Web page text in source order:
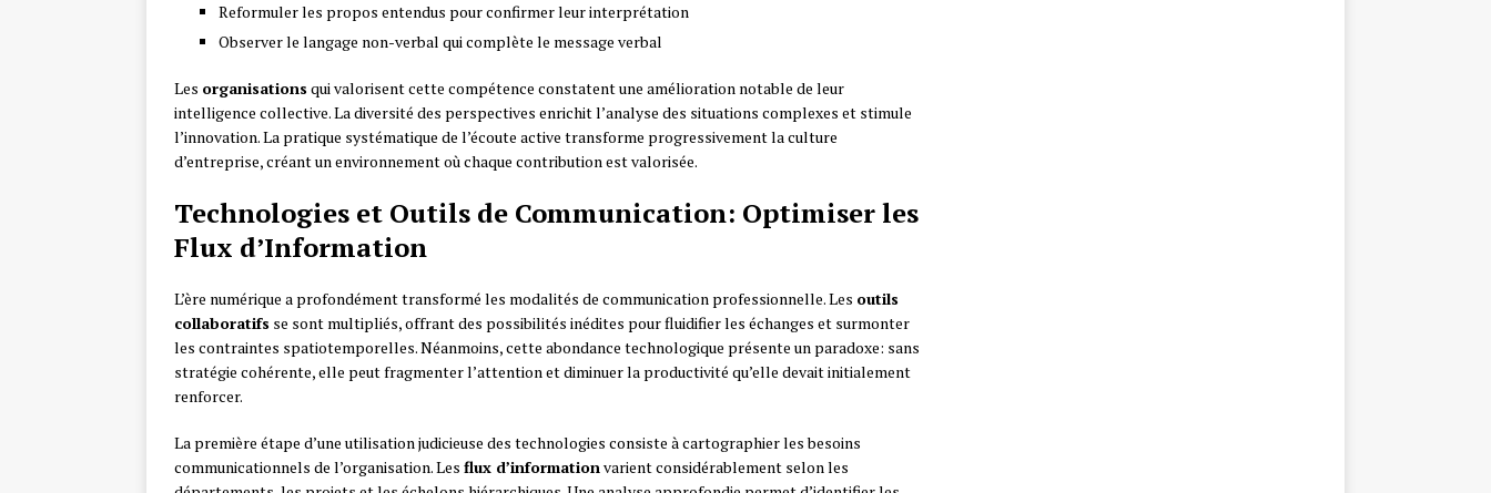
Reformuler les propos entendus pour confirmer leur interprétation
Observer le langage non-verbal qui complète le message verbal
Les organisations qui valorisent cette compétence constatent une amélioration notable de leur
intelligence collective. La diversité des perspectives enrichit l’analyse des situations complexes et stimule
l’innovation. La pratique systématique de l’écoute active transforme progressivement la culture
d’entreprise, créant un environnement où chaque contribution est valorisée.
Technologies et Outils de Communication: Optimiser les
Flux d’Information
L’ère numérique a profondément transformé les modalités de communication professionnelle. Les outils
collaboratifs se sont multipliés, offrant des possibilités inédites pour fluidifier les échanges et surmonter
les contraintes spatiotemporelles. Néanmoins, cette abondance technologique présente un paradoxe: sans
stratégie cohérente, elle peut fragmenter l’attention et diminuer la productivité qu’elle devait initialement
renforcer.
La première étape d’une utilisation judicieuse des technologies consiste à cartographier les besoins
communicationnels de l’organisation. Les flux d’informationvarient considérablement selon les